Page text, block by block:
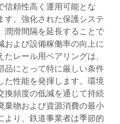
信頼性高く運用可能とな
す。強化された保護システ
潤滑間隔を延長することで
および設備稼働率の向上に
レール用ベアリングは、
品にとって特に厳しい条件
た性能を発揮します。環境
換頻度の低減を通じて持続
棄物および資源消費の最小
より、鉄道事業者は季節的